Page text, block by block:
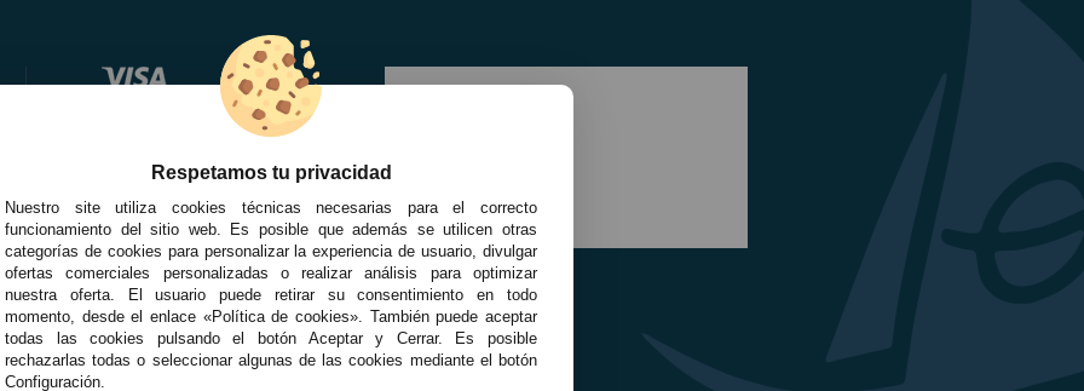
Respetamos tu privacidad
Nuestro site utiliza cookies técnicas necesarias para el correcto
funcionamiento del sitio web. Es posible que además se utilicen otras
categorías de cookies para personalizar la experiencia de usuario, divulgar
ofertas comerciales personalizadas o realizar análisis para optimizar
nuestra oferta. El usuario puede retirar su consentimiento en todo
momento, desde el enlace «Política de cookies». También puede aceptar
todas las cookies pulsando el botón Aceptar y Cerrar. Es posible
rechazarlas todas o seleccionar algunas de las cookies mediante el botón
Configuración.